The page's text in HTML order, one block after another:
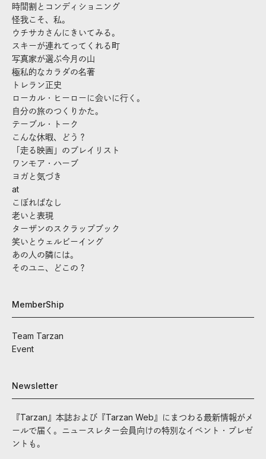
時間割とコンディショニング
怪我こそ、私。
ウチサカさんにきいてみる。
スキーが連れてってくれる町
写真家が選ぶ今月の山
極私的なカラダの名著
トレラン正史
ローカル・ヒーローに会いに行く。
自分の旅のつくりかた。
テーブル・トーク
こんな休暇、どう？
「走る映画」のプレイリスト
ワンモア・ハーブ
ヨガと気づき
at
こぼればなし
老いと表現
ターザンのスクラップブック
笑いとウェルビーイング
あの人の隣には。
そのユニ、どこの？
MemberShip
Team Tarzan
Event
Newsletter
『Tarzan』本誌および『Tarzan Web』にまつわる最新情報がメ
ールで届く。ニュースレター会員向けの特別なイベント・プレゼ
ントも。